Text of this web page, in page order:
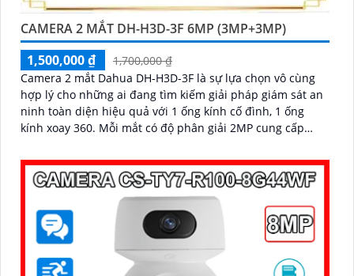
CAMERA 2 MẮT DH-H3D-3F 6MP (3MP+3MP)
1,500,000 ₫
1,700,000 ₫
Camera 2 mắt Dahua DH-H3D-3F là sự lựa chọn vô cùng
hợp lý cho những ai đang tìm kiếm giải pháp giám sát an
ninh toàn diện hiệu quả với 1 ống kính cố đình, 1 ống
kính xoay 360. Mỗi mắt có độ phân giải 2MP cung cấp
hợp mic và loa đàm thoại 2 chiều, khả năng phát hiện
phân biệt người vật độ chính xác cao